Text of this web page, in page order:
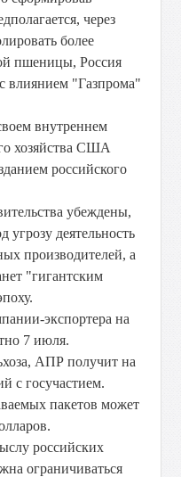
через
более
пшеницы, Россия
влиянием "Газпрома"
внутреннем
хозяйства США
российского
убеждены,
деятельность
производителей, а
"гигантским
экспортера на
7 июля.
АПР получит на
с госучастием.
пакетов может
российских
ограничиваться